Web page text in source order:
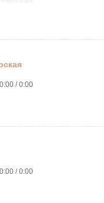
0:00 / 0:00
0:00 / 0:00